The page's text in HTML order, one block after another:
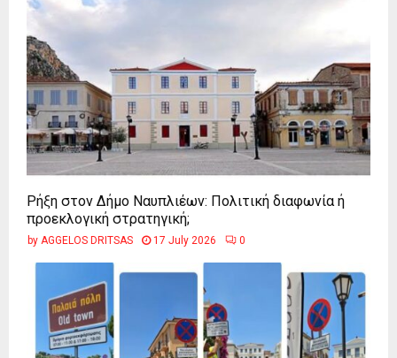
Ρήξη στον Δήμο Ναυπλιέων: Πολιτική διαφωνία ή
προεκλογική στρατηγική;
by AGGELOS DRITSAS 17 July 2026 0